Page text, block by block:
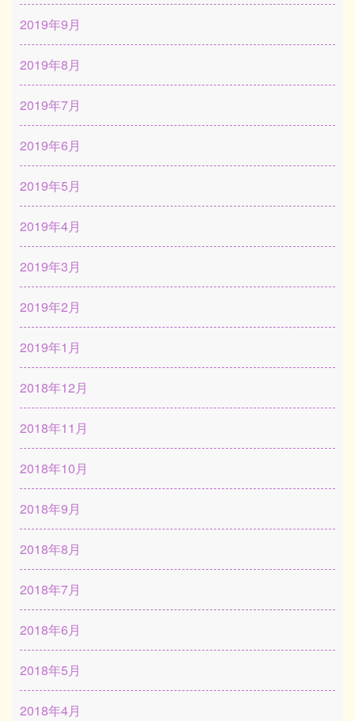
2019年9月
2019年8月
2019年7月
2019年6月
2019年5月
2019年4月
2019年3月
2019年2月
2019年1月
2018年12月
2018年11月
2018年10月
2018年9月
2018年8月
2018年7月
2018年6月
2018年5月
2018年4月